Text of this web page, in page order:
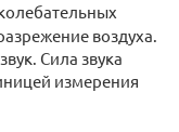
воздуха.
Сила звука
измерения